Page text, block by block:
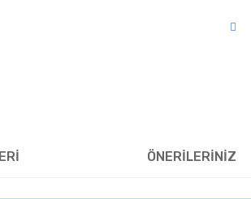
ÖNERİLERİNİZ